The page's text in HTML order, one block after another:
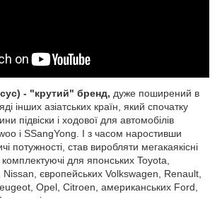
- "крутий" бренд, дуже поширений в
інших азіатських країн, який спочатку
підвіски і ходової для автомобілів
і SSangYong. І з часом наростивши
потужності, став виробляти мегакаякісні
для японських Toyota,
європейських Volkswagen, Renault,
Opel, Citroen, американських Ford,